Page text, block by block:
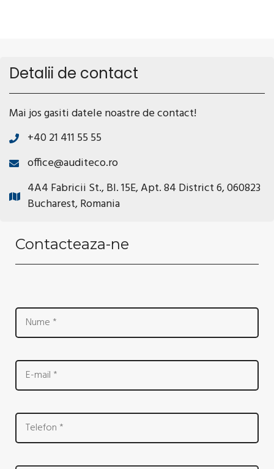
Detalii de contact
Mai jos gasiti datele noastre de contact!
+40 21 411 55 55
office@auditeco.ro
4A4 Fabricii St., Bl. 15E, Apt. 84 District 6, 060823
Bucharest, Romania
Contacteaza-ne